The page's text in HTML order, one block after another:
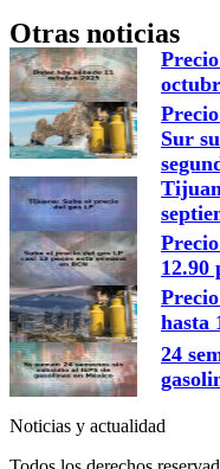
Otras noticias
Sur
12.90
hasta
24
Noticias y actualidad